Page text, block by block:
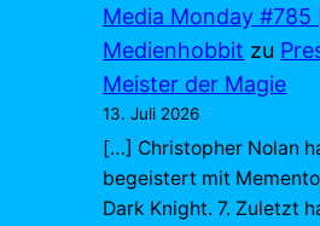
Media Monday #785
Medienhobbit zu
Meister der Magie
13. Juli 2026
[…] Christopher Nolan
begeistert mit
Dark Knight. 7. Zuletzt